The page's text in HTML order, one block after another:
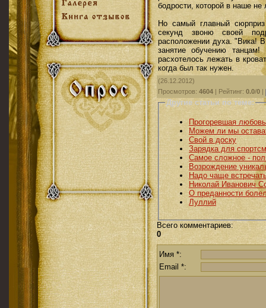
бодрости, которой в наше не
Но самый главный
секунд звоню своей
расположении духа. "Вика!
занятие обучению
расхотелось лежать в
когда был так нужен.
(26.12.2012)
Просмотров: 4604 Рейтинг: 0.0/0
Другие статьи по теме:
Прогоревшая любовь
Можем ли мы
Свой в доску
Зарядка для
Самое сложное -
Возрождение
Надо чаще
Николай Иванович
О преданности
Луллий
Всего комментариев:
0
Имя *:
Email *: